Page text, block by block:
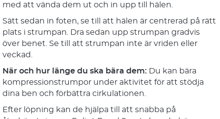
med att vända dem ut och in upp till hälen.
Sätt sedan in foten, se till att hälen är centrerad på rätt
plats i strumpan. Dra sedan upp strumpan gradvis
över benet. Se till att strumpan inte är vriden eller
veckad.
När och hur länge du ska bära dem: Du kan bära
kompressionstrumpor under aktivitet för att stödja
dina ben och förbättra cirkulationen.
Efter löpning kan de hjälpa till att snabba på